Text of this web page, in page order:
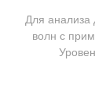
Для анализа
волн с